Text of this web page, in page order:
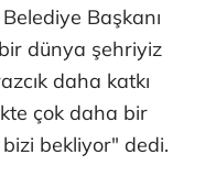
Başkanı
dünya şehriyiz
daha katkı
çok daha bir
bekliyor" dedi.